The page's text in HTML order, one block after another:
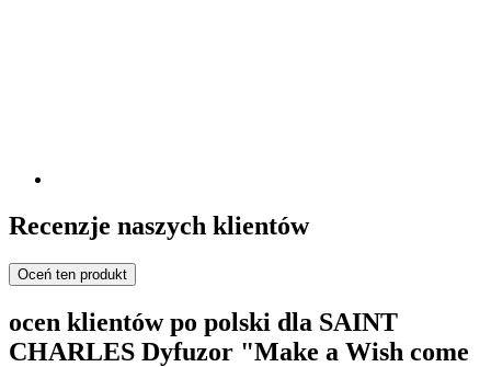
Recenzje naszych klientów
Oceń ten produkt
ocen klientów po polski dla SAINT
CHARLES Dyfuzor "Make a Wish come